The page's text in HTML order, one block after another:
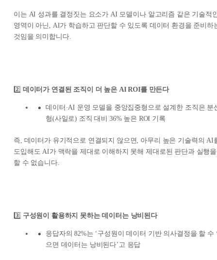
이는 AI 성과를 결정짓는 요소가 AI 모델이나 알고리즘 같은 기술적
영역이 아닌, AI가 학습하고 판단할 수 있도록 데이터 환경을 준비하
것임을 의미합니다.
2️⃣ 데이터가 연결된 조직이 더 높은 AI ROI를 만든다
데이터·AI 운영 모델을 중앙집중형으로 설계한 조직은 분
형(사일로) 조직 대비 36% 높은 ROI 기록
즉, 데이터가 유기적으로 연결되지 않으면, 아무리 높은 기술력의 AI
도입해도 AI가 맥락을 제대로 이해하지 못해 제대로된 판단과 실행을
할 수 없습니다.
3️⃣ 구성원이 활용하지 못하는 데이터는 낭비된다
응답자의 82%는 ‘구성원이 데이터 기반 의사결정을 할 수
으면 데이터는 낭비된다’고 응답